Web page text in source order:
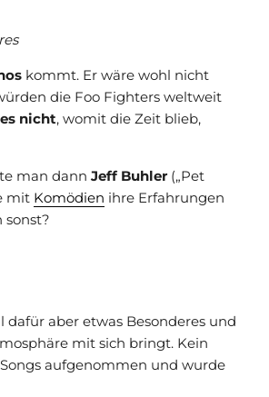
kommt. Er wäre wohl nicht
die Foo Fighters weltweit
nicht, womit die Zeit blieb,
man dann Jeff Buhler („Pet
mit Komödien ihre Erfahrungen
sonst?
dafür aber etwas Besonderes und
mit sich bringt. Kein
aufgenommen und wurde